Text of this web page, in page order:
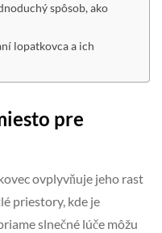
spôsob, ako
lopatkovca a ich
pre
ovplyvňuje jeho rast
priestory, kde je
slnečné lúče môžu